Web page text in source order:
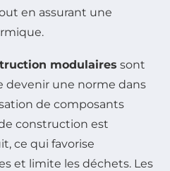
en assurant une
modulaires sont
devenir une norme dans
de composants
construction est
ce qui favorise
et limite les déchets. Les